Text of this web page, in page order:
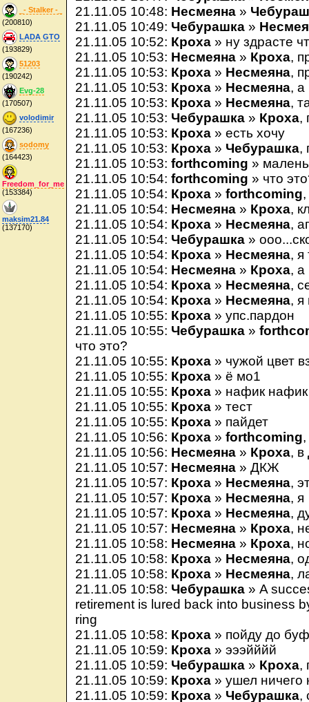
_- Stalker -_
(200810)
LADA GTO
(193829)
51203
(190242)
Evg-28
(170507)
volodimir
(167236)
sodomy
(164423)
Freedom_for_me
(153384)
maksim21.84
(137170)
21.11.05 10:48: Несмеяна »
21.11.05 10:49: Чебурашка »
21.11.05 10:52: Кроха » ну здрасте
21.11.05 10:53: Несмеяна » Кроха,
21.11.05 10:53: Кроха » Несмеяна,
21.11.05 10:53: Кроха » Несмеяна, а
21.11.05 10:53: Кроха » Несмеяна,
21.11.05 10:53: Чебурашка » Кроха,
21.11.05 10:53: Кроха » есть хочу
21.11.05 10:53: Кроха » Чебурашка,
21.11.05 10:53: forthcoming »
21.11.05 10:54: forthcoming » что
21.11.05 10:54: Кроха » forthcoming
21.11.05 10:54: Несмеяна » Кроха,
21.11.05 10:54: Кроха » Несмеяна,
21.11.05 10:54: Чебурашка »
21.11.05 10:54: Кроха » Несмеяна, я
21.11.05 10:54: Несмеяна » Кроха, а
21.11.05 10:54: Кроха » Несмеяна,
21.11.05 10:54: Кроха » Несмеяна, я
21.11.05 10:55: Кроха » упс.пардон
21.11.05 10:55: Чебурашка »
что это?
21.11.05 10:55: Кроха » чужой цвет
21.11.05 10:55: Кроха » ё мо1
21.11.05 10:55: Кроха » нафик нафик
21.11.05 10:55: Кроха » тест
21.11.05 10:55: Кроха » пайдет
21.11.05 10:56: Кроха » forthcoming
21.11.05 10:56: Несмеяна » Кроха, в
21.11.05 10:57: Несмеяна » ДКЖ
21.11.05 10:57: Кроха » Несмеяна,
21.11.05 10:57: Кроха » Несмеяна, я
21.11.05 10:57: Кроха » Несмеяна,
21.11.05 10:57: Несмеяна » Кроха,
21.11.05 10:58: Несмеяна » Кроха,
21.11.05 10:58: Кроха » Несмеяна,
21.11.05 10:58: Кроха » Несмеяна,
21.11.05 10:58: Чебурашка » A
retirement is lured back into business
ring
21.11.05 10:58: Кроха » пойду до
21.11.05 10:59: Кроха » эээйййй
21.11.05 10:59: Чебурашка » Кроха,
21.11.05 10:59: Кроха » ушел ничего
21.11.05 10:59: Кроха » Чебурашка,